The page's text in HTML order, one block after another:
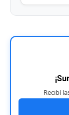
Recibí